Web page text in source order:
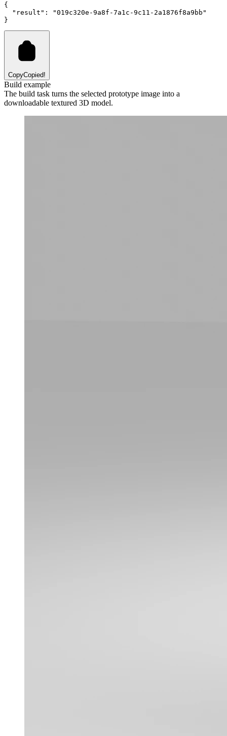
{
"result" :
"019c320e-9a8f-7a1c-9c11-2a1876f8a9bb"
}
CopyCopied!
Build example
The build task turns the selected prototype image into a
downloadable textured 3D model.